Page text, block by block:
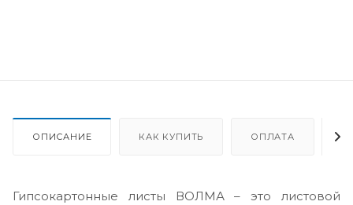
ОПИСАНИЕ КАК КУПИТЬ ОПЛАТА
Гипсокартонные листы ВОЛМА – это листовой